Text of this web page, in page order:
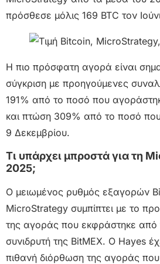
πρόσθεσε μόλις 169 BTC τον
Η πιο πρόσφατη αγορά είναι
σύγκριση με προηγούμενες
191% από το ποσό που
και πτώση 309% από το ποσό
9 Δεκεμβρίου.
Τι υπάρχει μπροστά για τη
2025;
Ο μειωμένος ρυθμός εξαγορών
MicroStrategy συμπίπτει με το
της αγοράς που εκφράστηκε από
συνιδρυτή της BitMEX. Ο Hayes
πιθανή διόρθωση της αγοράς που